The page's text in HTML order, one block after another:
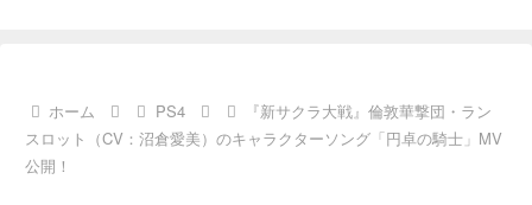
ホーム PS4
『新サクラ大戦』倫敦華撃団・ラン
スロット（CV：沼倉愛美）のキャラクターソング「円卓の騎士」MV
公開！